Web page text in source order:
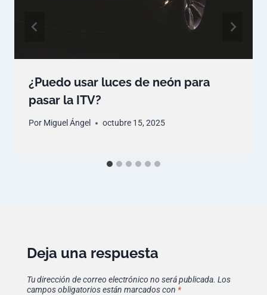
¿Puedo usar luces de neón para
pasar la ITV?
Por Miguel Ángel octubre 15, 2025
Deja una respuesta
Tu dirección de correo electrónico no será publicada. Los
campos obligatorios están marcados con *